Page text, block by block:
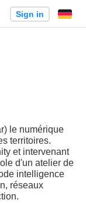
Sign in
le numérique
territoires.
et intervenant
d'un atelier de
intelligence
réseaux